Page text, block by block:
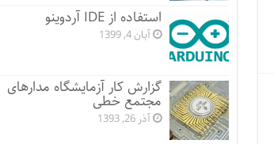
استفاده از IDE آردوینو
آبان 4, 1399
گزارش کار آزمایشگاه مدارهای
مجتمع خطی
آذر 26, 1393